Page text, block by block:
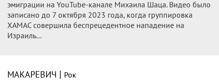
эмиграции на YouTube-канале Михаила Шаца. Видео было
записано до 7 октября 2023 года, когда группировка
ХАМАС совершила беспрецедентное нападение на
Израиль...
МАКАРЕВИЧ | Рок